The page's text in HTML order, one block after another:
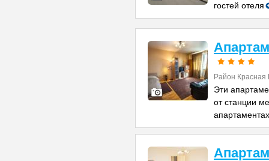
гостей отеля
Район Красная
Эти
от станции